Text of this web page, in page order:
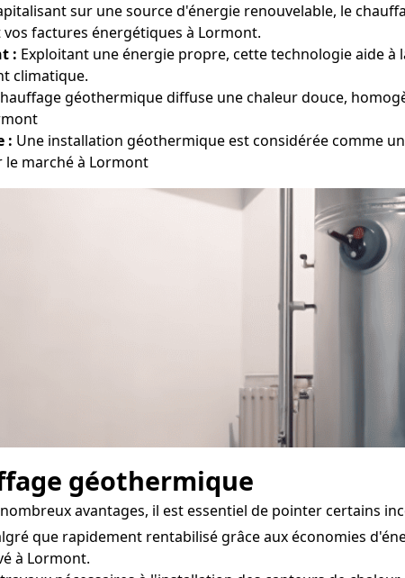
sur une source d'énergie renouvelable, le
factures énergétiques à Lormont.
: Exploitant une énergie propre, cette technologie aide
climatique.
géothermique diffuse une chaleur douce,
: Une installation géothermique est considérée comme
marché à Lormont
géothermique
avantages, il est essentiel de pointer certains
que rapidement rentabilisé grâce aux économies
à Lormont.